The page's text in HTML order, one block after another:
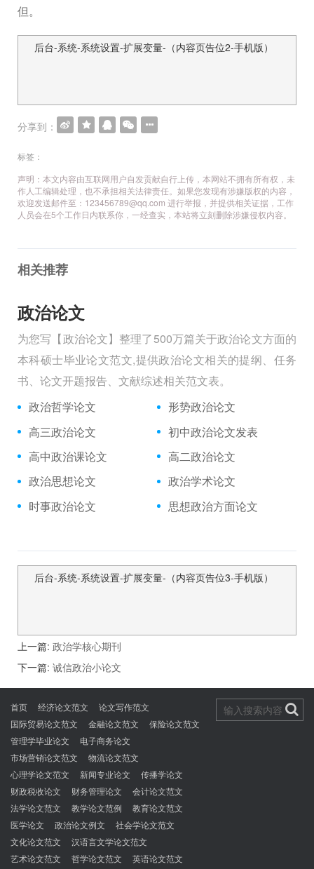
但。
文
导
航
后台-系统-系统设置-扩展变量-（内容页告位2-手机版）
分享到：
标签：
声明：本文内容由互联网用户自发贡献自行上传，本网站不拥有所有权，未
作人工编辑处理，也不承担相关法律责任。如果您发现有涉嫌版权的内容，
欢迎发送邮件至：123456789@qq.com 进行举报，并提供相关证据，工作
人员会在5个工作日内联系你，一经查实，本站将立刻删除涉嫌侵权内容。
相关推荐
政治论文
为您写【政治论文】整理了500万篇关于政治论文方面的
本科硕士毕业论文范文,提供政治论文相关的提纲、任务
书、论文开题报告、文献综述相关范文表。
政治哲学论文
形势政治论文
高三政治论文
初中政治论文发表
高中政治课论文
高二政治论文
政治思想论文
政治学术论文
时事政治论文
思想政治方面论文
后台-系统-系统设置-扩展变量-（内容页告位3-手机版）
上一篇: 政治学核心期刊
下一篇: 诚信政治小论文
首页 经济论文范文
论文写作范文
国际贸易论文范文
金融论文范文
保险论文范文
管理学毕业论文
电子商务论文
市场营销论文范文
物流论文范文
心理学论文范文
新闻专业论文
传播学论文
财政税收论文
财务管理论文
会计论文范文
法学论文范文
教学论文范例
教育论文范文
医学论文
政治论文例文
社会学论文范文
文化论文范文
汉语言文学论文范文
艺术论文范文
哲学论文范文
英语论文范文